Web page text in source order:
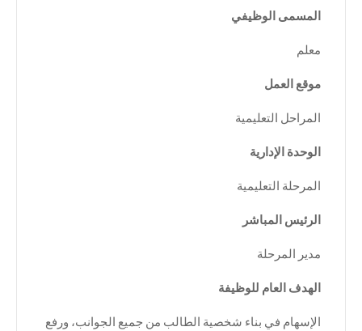
المسمى الوظيفي
معلم
موقع العمل
المراحل التعليمية
الوحدة الإدارية
المرحلة التعليمية
الرئيس المباشر
مدير المرحلة
الهدف العام للوظيفة
الإسهام في بناء شخصية الطالب من جميع الجوانب، ورفع